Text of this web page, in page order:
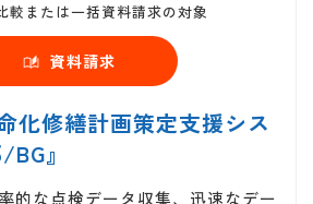
較または一括資料請求の対象
資料請求
化修繕計画策定支援シス
』
的な点検データ収集、迅速なデー